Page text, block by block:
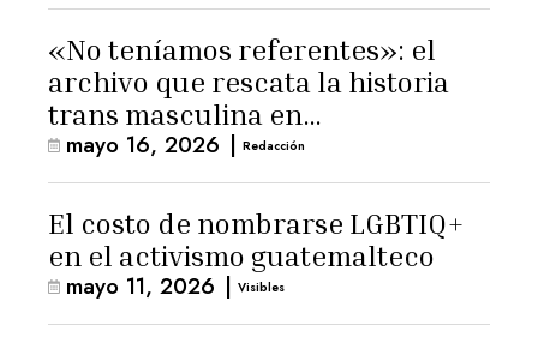
«No teníamos referentes»: el
archivo que rescata la historia
trans masculina en
Latinoamérica
mayo 16, 2026 | Redacción
El costo de nombrarse LGBTIQ+
en el activismo guatemalteco
mayo 11, 2026 | Visibles